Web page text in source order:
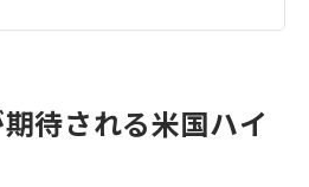
待される米国ハイ